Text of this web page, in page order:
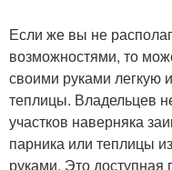
Если же вы не
возможностями, то
своими руками легкую
теплицы. Владельцев
участков наверняка
парника или теплицы
руками. Это доступная